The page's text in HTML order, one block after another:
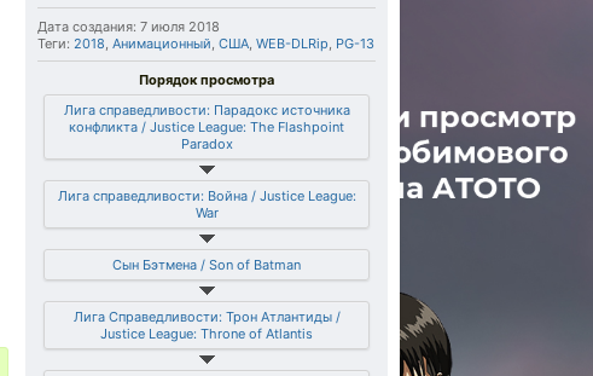
Дата создания: 7 июля 2018
Теги: 2018, Анимационный, США, WEB-DLRip, PG-13
Порядок просмотра
Лига справедливости: Парадокс источника
конфликта / Justice League: The Flashpoint
Paradox
Лига справедливости: Война / Justice League:
War
Сын Бэтмена / Son of Batman
Лига Справедливости: Трон Атлантиды /
Justice League: Throne of Atlantis